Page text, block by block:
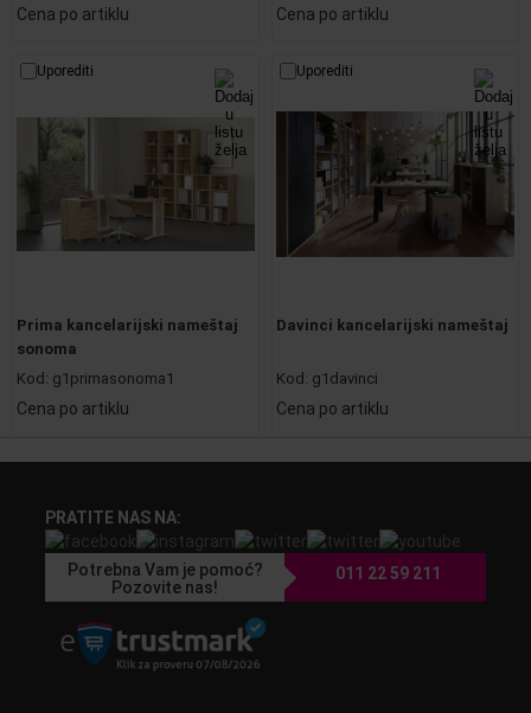
Cena po artiklu Cena po artiklu
Uporediti
Prima kancelarijski nameštaj
sonoma
Kod: g1primasonoma1
Cena po artiklu
Uporediti
Davinci kancelarijski nameštaj
Kod: g1davinci
Cena po artiklu
PRATITE NAS NA:
Potrebna Vam je pomoć?
Pozovite nas!
011 22 59 211